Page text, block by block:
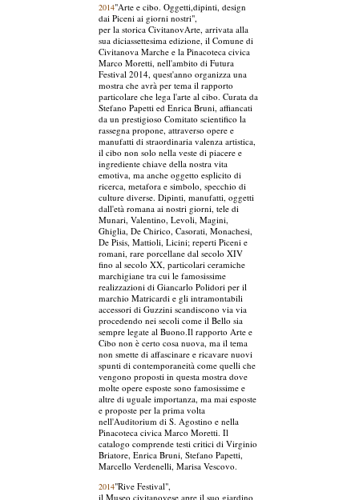
2014"Arte e cibo. Oggetti,dipinti, design
dai Piceni ai giorni nostri",
per la storica CivitanovArte, arrivata alla
sua diciassettesima edizione, il Comune di
Civitanova Marche e la Pinacoteca civica
Marco Moretti, nell'ambito di Futura
Festival 2014, quest'anno organizza una
mostra che avrà per tema il rapporto
particolare che lega l'arte al cibo. Curata da
Stefano Papetti ed Enrica Bruni, affiancati
da un prestigioso Comitato scientifico la
rassegna propone, attraverso opere e
manufatti di straordinaria valenza artistica,
il cibo non solo nella veste di piacere e
ingrediente chiave della nostra vita
emotiva, ma anche oggetto esplicito di
ricerca, metafora e simbolo, specchio di
culture diverse. Dipinti, manufatti, oggetti
dall'età romana ai nostri giorni, tele di
Munari, Valentino, Levoli, Magini,
Ghiglia, De Chirico, Casorati, Monachesi,
De Pisis, Mattioli, Licini; reperti Piceni e
romani, rare porcellane dal secolo XIV
fino al secolo XX, particolari ceramiche
marchigiane tra cui le famosissime
realizzazioni di Giancarlo Polidori per il
marchio Matricardi e gli intramontabili
accessori di Guzzini scandiscono via via
procedendo nei secoli come il Bello sia
sempre legate al Buono.Il rapporto Arte e
Cibo non è certo cosa nuova, ma il tema
non smette di affascinare e ricavare nuovi
spunti di contemporaneità come quelli che
vengono proposti in questa mostra dove
molte opere esposte sono famosissime e
altre di uguale importanza, ma mai esposte
e proposte per la prima volta
nell'Auditorium di S. Agostino e nella
Pinacoteca civica Marco Moretti. Il
catalogo comprende testi critici di Virginio
Briatore, Enrica Bruni, Stefano Papetti,
Marcello Verdenelli, Marisa Vescovo.
2014"Rive Festival",
il Museo civitanovese apre il suo giardino